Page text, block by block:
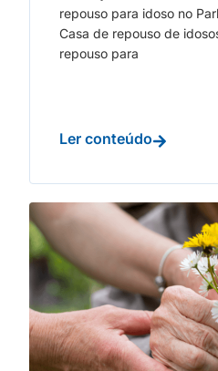
repouso para idoso no
Casa de repouso de
repouso para
Ler conteúdo